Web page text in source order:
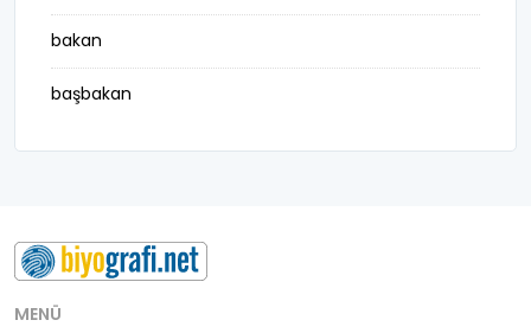
bakan
başbakan
belediye başkanı
buluş
bürokrat
MENÜ